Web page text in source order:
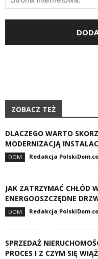
ZOBACZ TEŻ
DLACZEGO WARTO
MODERNIZACJĄ
DOM Redakcja
JAK ZATRZYMAĆ CHŁÓD
ENERGOOSZCZĘDNE
DOM Redakcja
SPRZEDAŻ
PROCES I Z CZYM SIĘ